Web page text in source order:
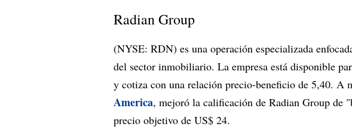
Radian Group
(NYSE: RDN) es una operación especializada
del sector inmobiliario. La empresa está disponible
y cotiza con una relación precio-beneficio de 5,40. A
America, mejoró la calificación de Radian Group de
precio objetivo de US$ 24.